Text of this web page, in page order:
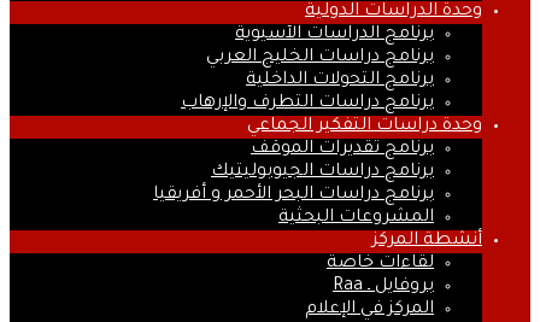
وحدة الدراسات الدولية
برنامج الدراسات الآسيوية
برنامج دراسات الخليج العربي
برنامج التحولات الداخلية
برنامج دراسات التطرف والإرهاب
وحدة دراسات التفكير الجماعي
برنامج تقديرات الموقف
برنامج دراسات الجيوبوليتيك
برنامج دراسات البحر الأحمر و أفريقيا
المشروعات البحثية
أنشطة المركز
لقاءات خاصة
بروفايل ـ Raa
المركز في الإعلام